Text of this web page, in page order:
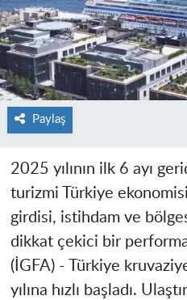
Paylaş
2025 yılının ilk 6 ayı
turizmi Türkiye
girdisi, istihdam ve
dikkat çekici bir
(İGFA) -
Türkiye
yılına hızlı başladı.